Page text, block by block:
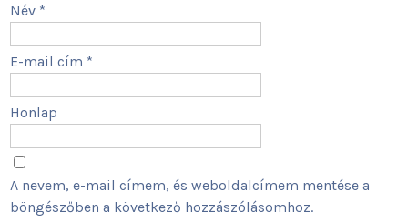
Név *
E-mail cím *
Honlap
A nevem, e-mail címem, és weboldalcímem mentése a
böngészőben a következő hozzászólásomhoz.